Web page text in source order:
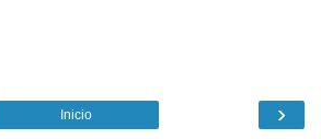
›
Inicio